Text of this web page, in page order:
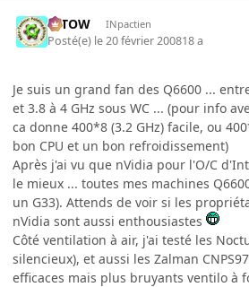
toTOW INpactien
Posté(e) le 20 février 200818 a
Je suis un grand fan des Q6600 ...
et 3.8 à 4 GHz sous WC ... (pour info
ca donne 400*8 (3.2 GHz) facile, ou
bon CPU et un bon refroidissement)
Après j'ai vu que nVidia pour l'O/C
le mieux ... toutes mes machines
un G33). Attends de voir si les
nVidia sont aussi enthousiastes
Côté ventilation à air, j'ai testé les
silencieux), et aussi les Zalman
efficaces mais plus bruyants ventilo à